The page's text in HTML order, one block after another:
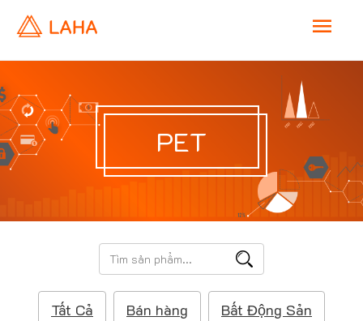
M
a
i
n
n
PET
T
ì
m
Tất Cả Bán hàng Bất Động Sản